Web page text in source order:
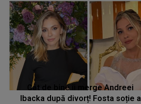
Cât de bine îi merge Andreei
Ibacka după divorț! Fosta soție a